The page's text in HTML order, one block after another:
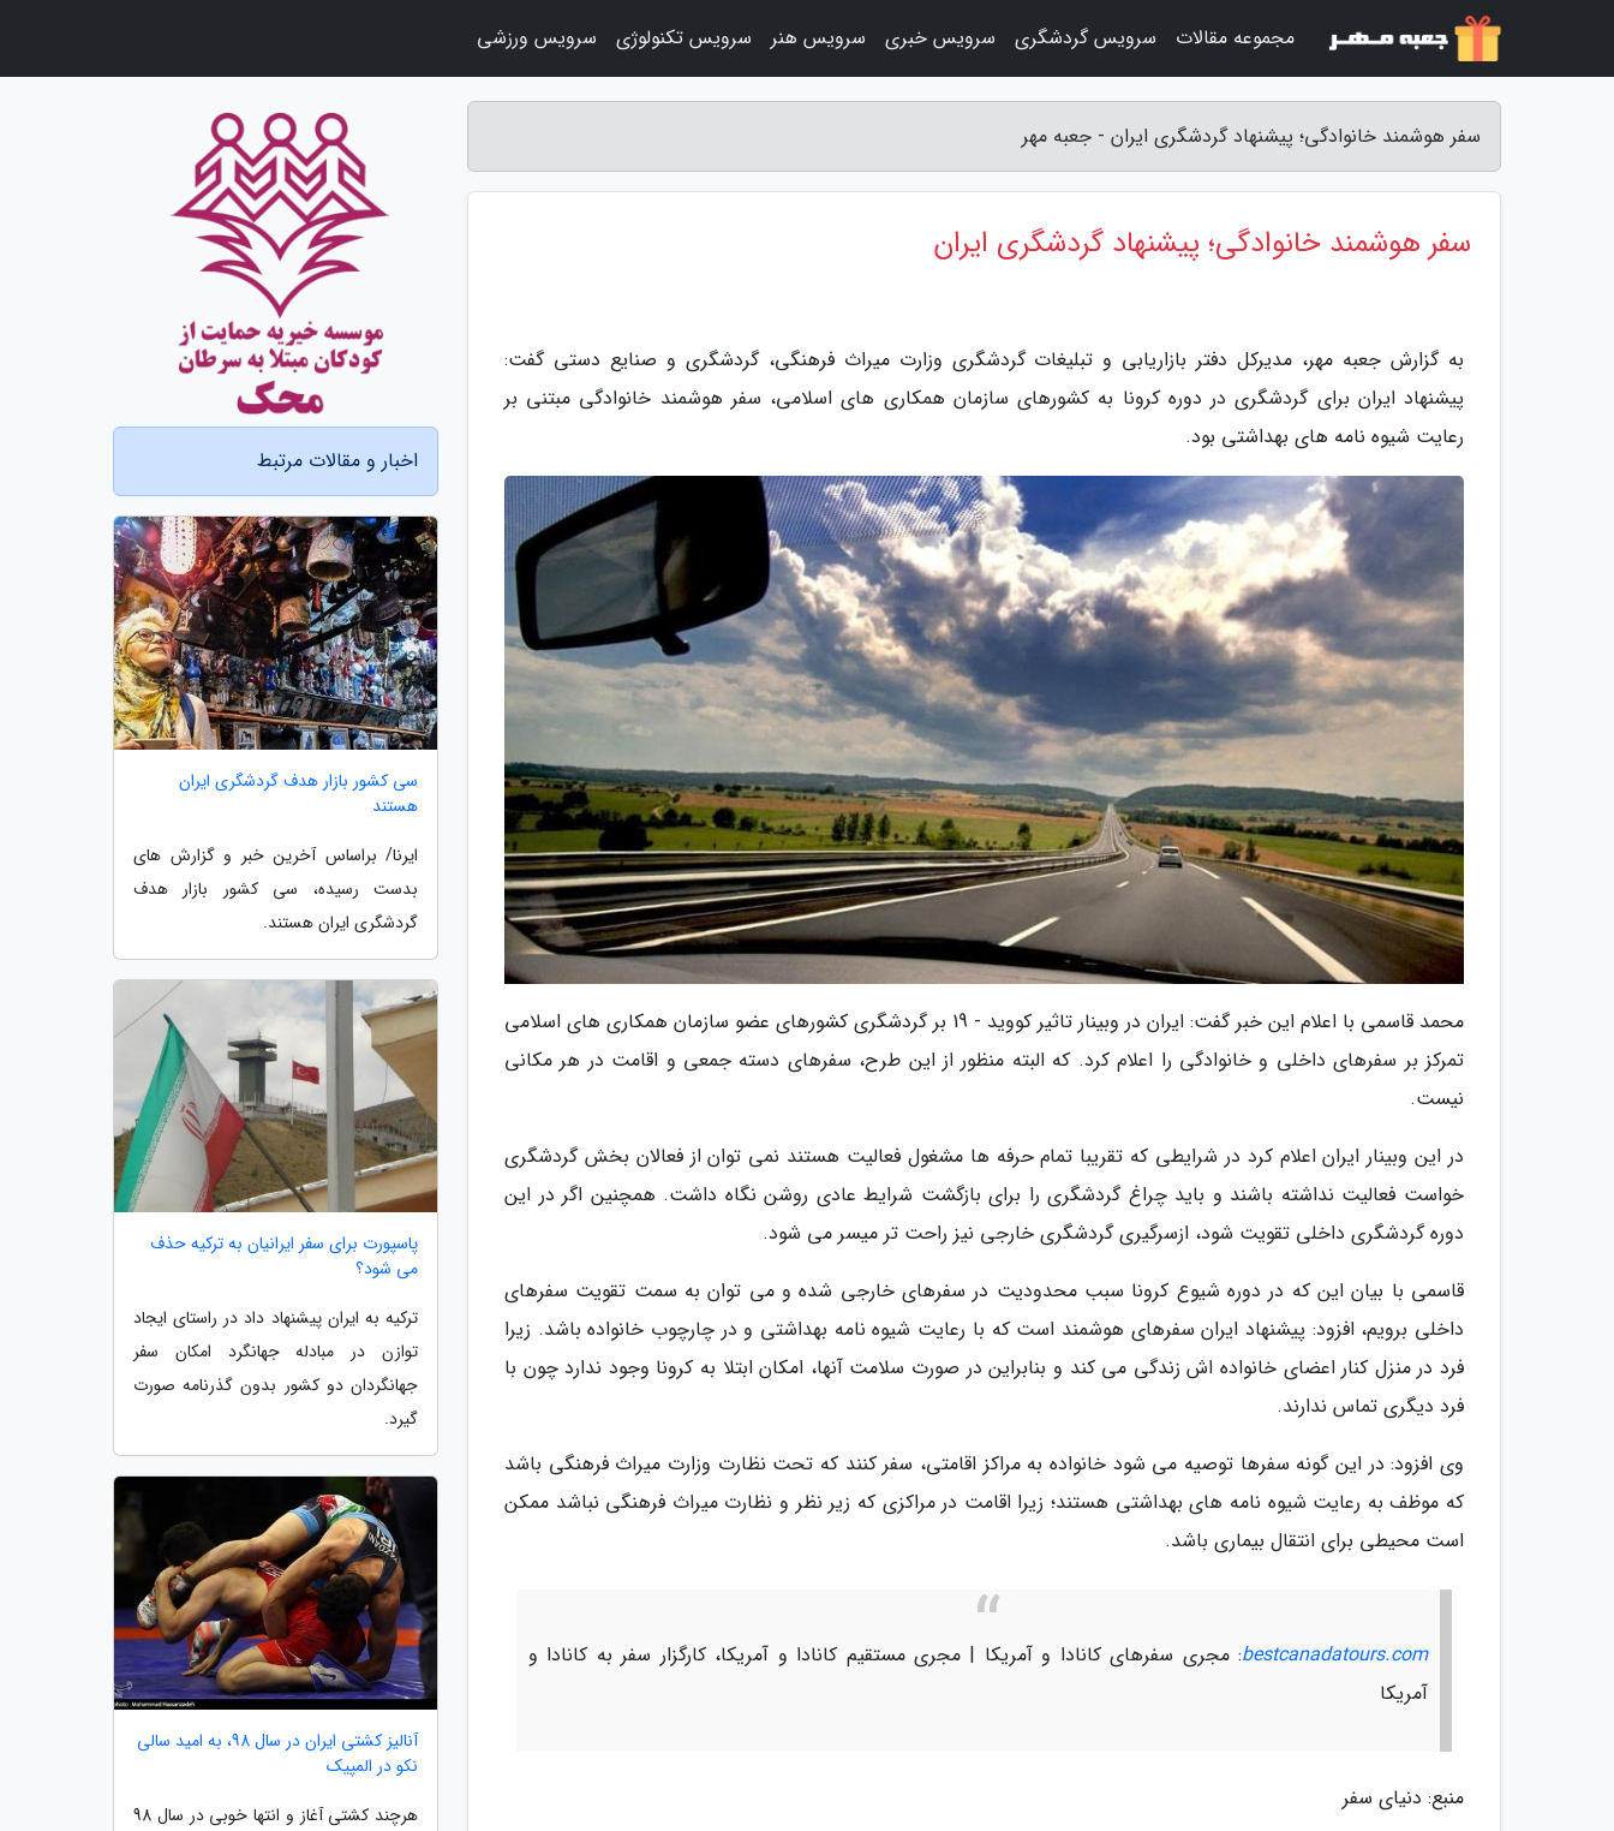
سفر هوشمند خانوادگی؛ پیشنهاد گردشگری ایران - جعبه مهر
سفر هوشمند خانوادگی؛ پیشنهاد گردشگری ایران
به گزارش جعبه مهر، مدیرکل دفتر بازاریابی و تبلیغات گردشگری وزارت میراث فرهنگی، گردشگری و صنایع دستی گفت:
پیشنهاد ایران برای گردشگری در دوره کرونا به کشورهای سازمان همکاری های اسلامی، سفر هوشمند خانوادگی مبتنی بر
رعایت شیوه نامه های بهداشتی بود.
محمد قاسمی با اعلام این خبر گفت: ایران در وبینار تاثیر کووید - 19 بر گردشگری کشورهای عضو سازمان همکاری های اسلامی
تمرکز بر سفرهای داخلی و خانوادگی را اعلام کرد. که البته منظور از این طرح، سفرهای دسته جمعی و اقامت در هر مکانی
نیست.
در این وبینار ایران اعلام کرد در شرایطی که تقریبا تمام حرفه ها مشغول فعالیت هستند نمی توان از فعالان بخش گردشگری
خواست فعالیت نداشته باشند و باید چراغ گردشگری را برای بازگشت شرایط عادی روشن نگاه داشت. همچنین اگر در این
دوره گردشگری داخلی تقویت شود، ازسرگیری گردشگری خارجی نیز راحت تر میسر می شود.
قاسمی با بیان این که در دوره شیوع کرونا سبب محدودیت در سفرهای خارجی شده و می توان به سمت تقویت سفرهای
داخلی برویم، افزود: پیشنهاد ایران سفرهای هوشمند است که با رعایت شیوه نامه بهداشتی و در چارچوب خانواده باشد. زیرا
فرد در منزل کنار اعضای خانواده اش زندگی می کند و بنابراین در صورت سلامت آنها، امکان ابتلا به کرونا وجود ندارد چون با
فرد دیگری تماس ندارند.
وی افزود: در این گونه سفرها توصیه می شود خانواده به مراکز اقامتی، سفر کنند که تحت نظارت وزارت میراث فرهنگی باشد
که موظف به رعایت شیوه نامه های بهداشتی هستند؛ زیرا اقامت در مراکزی که زیر نظر و نظارت میراث فرهنگی نباشد ممکن
است محیطی برای انتقال بیماری باشد.
bestcanadatours.com: مجری سفرهای کانادا و آمریکا | مجری مستقیم کانادا و آمریکا، کارگزار سفر به کانادا و
آمریکا
منبع: دنیای سفر
اخبار و مقالات مرتبط
سی کشور بازار هدف گردشگری ایران
هستند
ایرنا/ براساس آخرین خبر و گزارش های
بدست رسیده، سی کشور بازار هدف
گردشگری ایران هستند.
پاسپورت برای سفر ایرانیان به ترکیه حذف
می شود؟
ترکیه به ایران پیشنهاد داد در راستای ایجاد
توازن در مبادله جهانگرد امکان سفر
جهانگردان دو کشور بدون گذرنامه صورت
گیرد.
آنالیز کشتی ایران در سال 98، به امید سالی
نکو در المپیک
هرچند کشتی آغاز و انتها خوبی در سال 98
مجموعه مقالات سرویس گردشگری سرویس خبری سرویس هنر سرویس تکنولوژی سرویس ورزشی